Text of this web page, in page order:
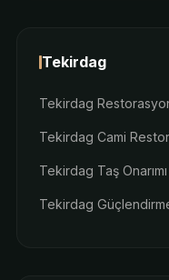
Tekirdag
Tekirdag
Tekirdag Cami
Tekirdag Taş Onarımı
Tekirdag